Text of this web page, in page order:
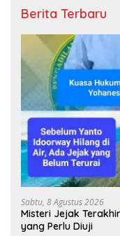
Berita Terbaru
Sabtu, 8 Agustus 2026
Misteri Jejak
yang Perlu Diuji